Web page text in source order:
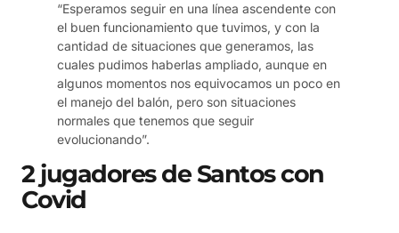
“Esperamos seguir en una línea ascendente con
el buen funcionamiento que tuvimos, y con la
cantidad de situaciones que generamos, las
cuales pudimos haberlas ampliado, aunque en
algunos momentos nos equivocamos un poco en
el manejo del balón, pero son situaciones
normales que tenemos que seguir
evolucionando”.
2 jugadores de Santos con
Covid